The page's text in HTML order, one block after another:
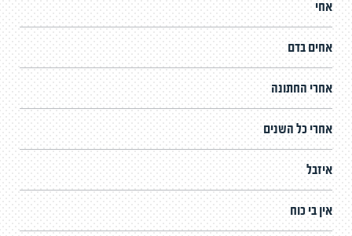
אחי
אחים בדם
אחרי החתונה
אחרי כל השנים
איזבל
אין בי כוח